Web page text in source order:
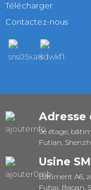
Télécharger
Contactez-nous
Adresse
9e étage,
Futian,
Usine
Bâtiment A6,
Fuhai, Baoan,